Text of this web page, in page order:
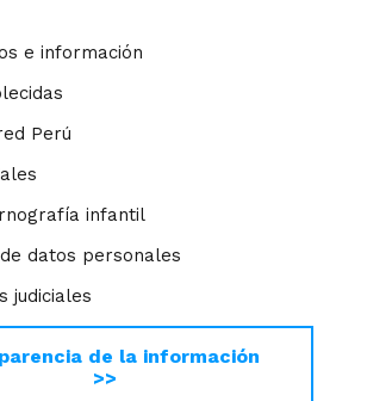
e información
Perú
infantil
datos personales
judiciales
de la información
>>